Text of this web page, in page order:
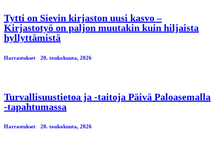
Tytti on Sievin kirjaston uusi kasvo –
Kirjastotyö on paljon muutakin kuin hiljaista
hyllyttämistä
Harrastukset 20. toukokuuta, 2026
Turvallisuustietoa ja -taitoja Päivä Paloasemalla
-tapahtumassa
Harrastukset 20. toukokuuta, 2026